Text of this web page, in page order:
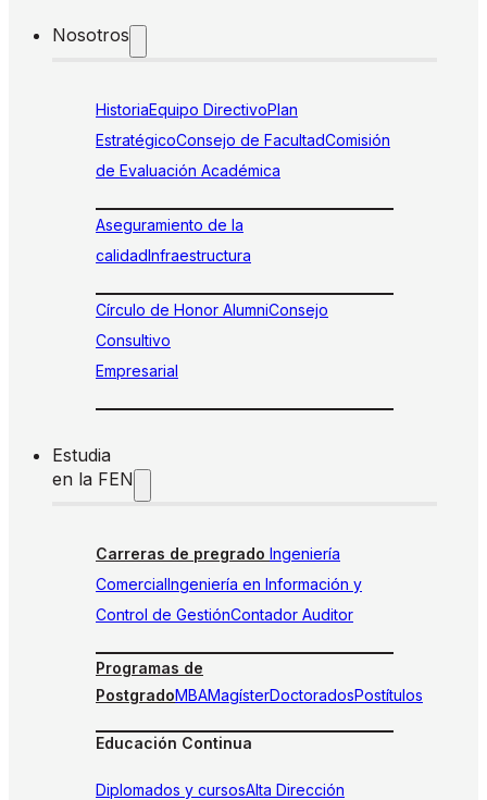
Nosotros
HistoriaEquipo DirectivoPlan
EstratégicoConsejo de FacultadComisión
de Evaluación Académica
Aseguramiento de la
calidadInfraestructura
Círculo de Honor AlumniConsejo
Consultivo
Empresarial
Estudia
en la FEN
Carreras de pregrado Ingeniería
ComercialIngeniería en Información y
Control de GestiónContador Auditor
Programas de
PostgradoMBAMagísterDoctoradosPostítulos
Educación Continua
Diplomados y cursosAlta Dirección